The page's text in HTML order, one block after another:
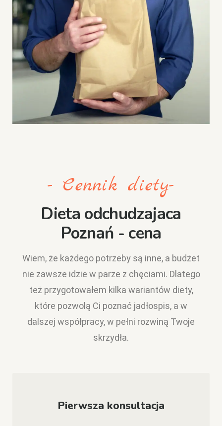
- Cennik diety-
Dieta odchudzajaca
Poznań - cena
Wiem, że każdego potrzeby są inne, a budżet
nie zawsze idzie w parze z chęciami. Dlatego
też przygotowałem kilka wariantów diety,
które pozwolą Ci poznać jadłospis, a w
dalszej współpracy, w pełni rozwiną Twoje
skrzydła.
Pierwsza konsultacja